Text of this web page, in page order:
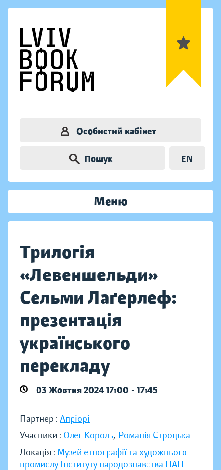
Особистий кабінет
Пошук EN
Меню
Трилогія
«Левеншельди»
Сельми Лаґерлеф:
презентація
українського
перекладу
03 Жовтня 2024 17:00 - 17:45
Партнер : Апріорі
Учасники : Олег Король, Романія Строцька
Локація : Музей етнографії та художнього
промислу Інституту народознавства НАН